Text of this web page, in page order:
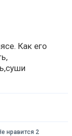
Как его
нравится 2